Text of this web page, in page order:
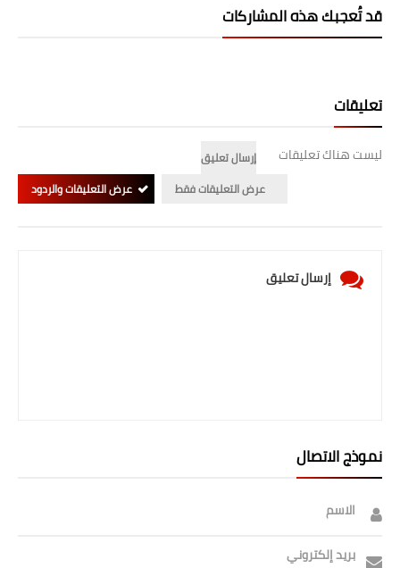
قد تُعجبك هذه المشاركات
تعليقات
ليست هناك تعليقات
إرسال تعليق
عرض التعليقات فقط
عرض التعليقات والردود
إرسال تعليق
نموذج الاتصال
الاسم
بريد إلكتروني